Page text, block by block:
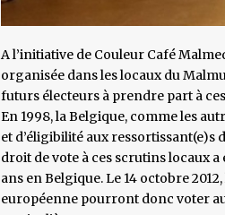
A l’initiative de Couleur Café
organisée dans les locaux du
futurs électeurs à prendre part à
En 1998, la Belgique, comme les
et d’éligibilité aux ressortissant(e)s
droit de vote à ces scrutins locaux
ans en Belgique. Le 14 octobre
européenne pourront donc voter